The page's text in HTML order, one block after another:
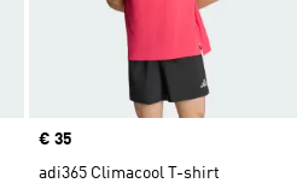
Price
€ 35
adi365 Climacool T-shirt